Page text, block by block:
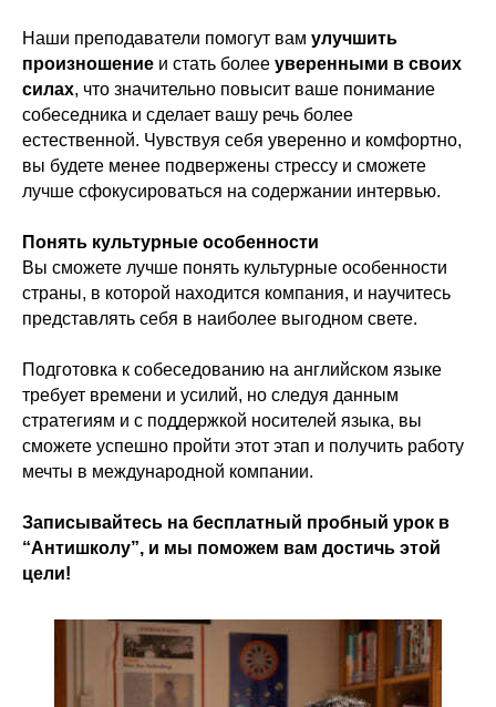
Наши преподаватели помогут вам улучшить
произношение и стать более уверенными в своих
силах, что значительно повысит ваше понимание
собеседника и сделает вашу речь более
естественной. Чувствуя себя уверенно и комфортно,
вы будете менее подвержены стрессу и сможете
лучше сфокусироваться на содержании интервью.
Понять культурные особенности
Вы сможете лучше понять культурные особенности
страны, в которой находится компания, и научитесь
представлять себя в наиболее выгодном свете.
Подготовка к собеседованию на английском языке
требует времени и усилий, но следуя данным
стратегиям и с поддержкой носителей языка, вы
сможете успешно пройти этот этап и получить работу
мечты в международной компании.
Записывайтесь на бесплатный пробный урок в
“Антишколу”, и мы поможем вам достичь этой
цели!